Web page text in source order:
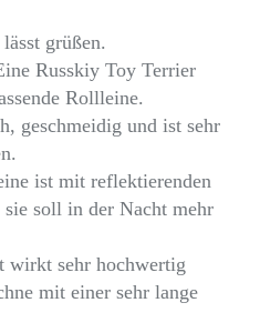
grüßen.
Russkiy Toy Terrier
Rollleine.
geschmeidig und ist sehr
ist mit reflektierenden
sie soll in der Nacht mehr
wirkt sehr hochwertig
mit einer sehr lange